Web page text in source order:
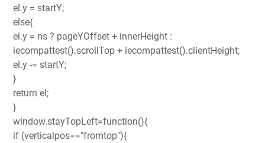
el.y = startY;
else{
el.y = ns ? pageYOffset + innerHeight :
iecompattest().scrollTop + iecompattest().clientHeight;
el.y -= startY;
}
return el;
}
window.stayTopLeft=function(){
if (verticalpos=="fromtop"){